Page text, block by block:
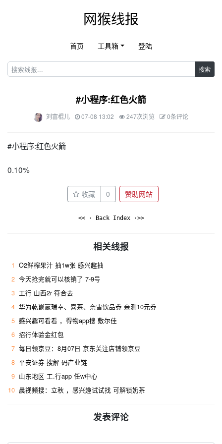
网猴线报
首页 工具箱 登陆
搜索
#小程序:红色火箭
刘富棍儿 07-08 13:02 247次浏览 0条评论
#小程序:红色火箭
0.10%
收藏 0 赞助网站
<< · Back Index ·>>
相关线报
1 O2鲜榨果汁 抽1w张 感兴趣抽
2 今天抢完就可以核销了 7-9号
3 工行 山西2r 符合去 ​
4 华为乾崑赢瑞幸、喜茶、奈雪饮品券 亲测10元券
5 感兴趣可看看 ，得物app搜 敷尔佳
6 招行体验金红包
7 每日领京豆：8月07日 京东关注店铺领京豆
8 平安证券 搜解 码产业链
9 山东地区 工.行app 任w中心
10 晨视频搜：立秋 ，感兴趣试试找 可解锁奶茶
发表评论